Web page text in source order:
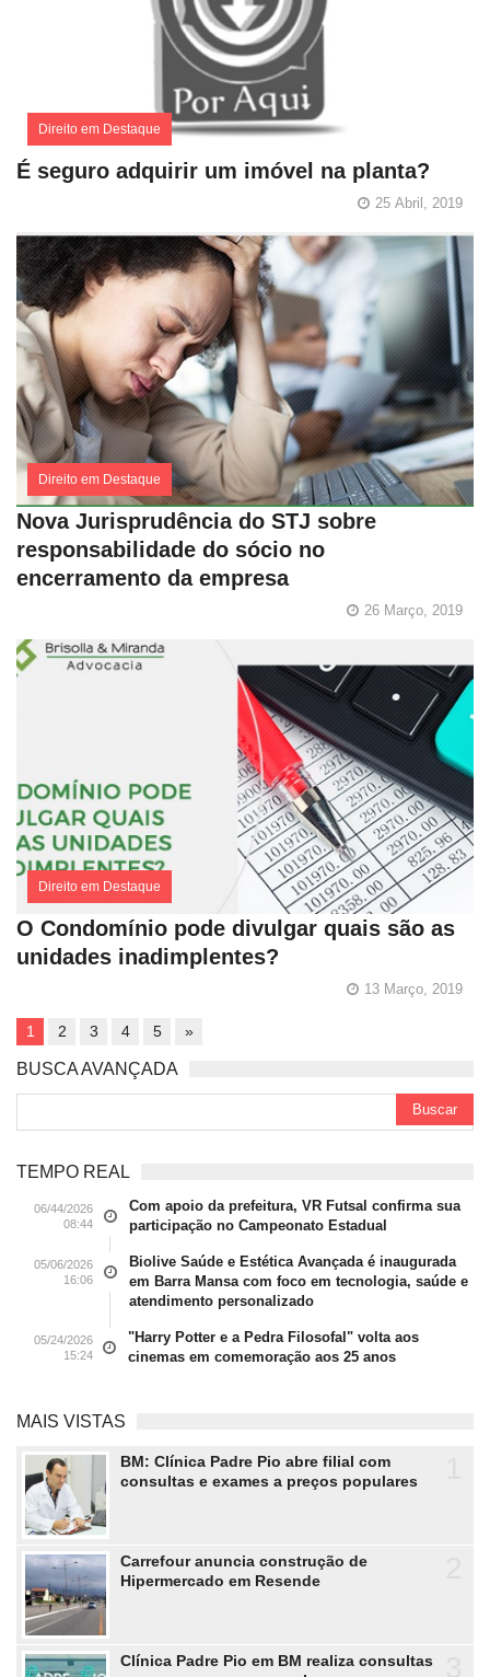
Direito em Destaque
É seguro adquirir um imóvel na planta?
25 Abril, 2019
Direito em Destaque
Nova Jurisprudência do STJ sobre
responsabilidade do sócio no
encerramento da empresa
26 Março, 2019
Direito em Destaque
O Condomínio pode divulgar quais são as
unidades inadimplentes?
13 Março, 2019
1 2 3 4 5 »
BUSCA AVANÇADA
TEMPO REAL
06/44/2026
08:44
Com apoio da prefeitura, VR Futsal confirma sua
participação no Campeonato Estadual
05/06/2026
16:06
Biolive Saúde e Estética Avançada é inaugurada
em Barra Mansa com foco em tecnologia, saúde e
atendimento personalizado
05/24/2026
15:24
"Harry Potter e a Pedra Filosofal" volta aos
cinemas em comemoração aos 25 anos
MAIS VISTAS
BM: Clínica Padre Pio abre filial com
consultas e exames a preços populares
Carrefour anuncia construção de
Hipermercado em Resende
Clínica Padre Pio em BM realiza consultas